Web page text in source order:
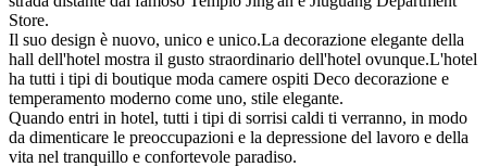
Store.
Il suo design è nuovo, unico e unico.La decorazione elegante della
hall dell'hotel mostra il gusto straordinario dell'hotel ovunque.L'hotel
ha tutti i tipi di boutique moda camere ospiti Deco decorazione e
temperamento moderno come uno, stile elegante.
Quando entri in hotel, tutti i tipi di sorrisi caldi ti verranno, in modo
da dimenticare le preoccupazioni e la depressione del lavoro e della
vita nel tranquillo e confortevole paradiso.